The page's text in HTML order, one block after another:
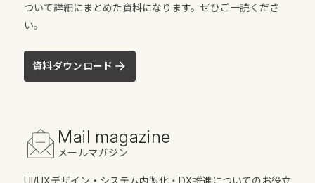
ついて詳細にまとめた資料になります。ぜひご一読くださ
い。
資料ダウンロード
Mail magazine
メールマガジン
UI/UXデザイン・システム内製化・DX推進についてのお役立